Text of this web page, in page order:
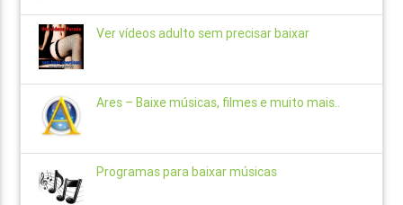
Ver vídeos adulto sem precisar baixar
Ares – Baixe músicas, filmes e muito mais..
Programas para baixar músicas